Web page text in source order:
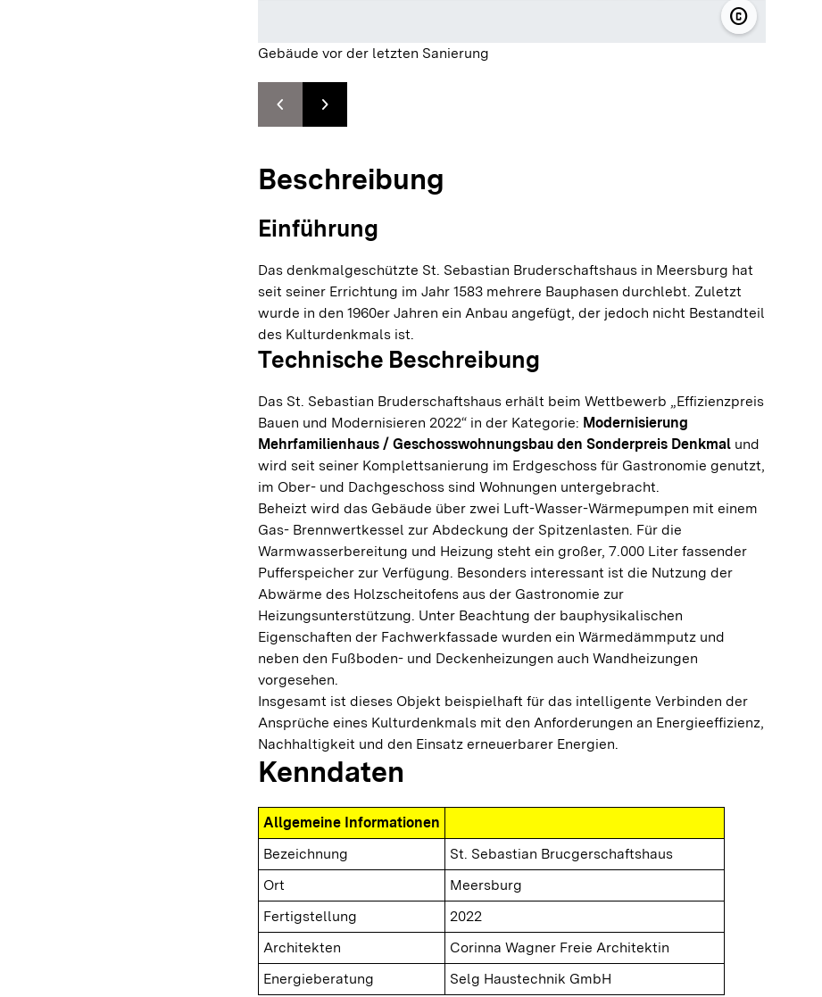
copyright© HSW
Gebäude vor der letzten Sanierung
chevron_leftZur vorhergehenden Folie springen
chevron_rightZur nächsten Folie springen
Beschreibung
Einführung
Das denkmalgeschützte St. Sebastian Bruderschaftshaus in Meersburg hat
seit seiner Errichtung im Jahr 1583 mehrere Bauphasen durchlebt. Zuletzt
wurde in den 1960er Jahren ein Anbau angefügt, der jedoch nicht Bestandteil
des Kulturdenkmals ist.
Technische Beschreibung
Das St. Sebastian Bruderschaftshaus erhält beim Wettbewerb „Effizienzpreis
Bauen und Modernisieren 2022“ in der Kategorie: Modernisierung
Mehrfamilienhaus / Geschosswohnungsbau den Sonderpreis Denkmal und
wird seit seiner Komplettsanierung im Erdgeschoss für Gastronomie genutzt,
im Ober- und Dachgeschoss sind Wohnungen untergebracht.
Beheizt wird das Gebäude über zwei Luft-Wasser-Wärmepumpen mit einem
Gas- Brennwertkessel zur Abdeckung der Spitzenlasten. Für die
Warmwasserbereitung und Heizung steht ein großer, 7.000 Liter fassender
Pufferspeicher zur Verfügung. Besonders interessant ist die Nutzung der
Abwärme des Holzscheitofens aus der Gastronomie zur
Heizungsunterstützung. Unter Beachtung der bauphysikalischen
Eigenschaften der Fachwerkfassade wurden ein Wärmedämmputz und
neben den Fußboden- und Deckenheizungen auch Wandheizungen
vorgesehen.
Insgesamt ist dieses Objekt beispielhaft für das intelligente Verbinden der
Ansprüche eines Kulturdenkmals mit den Anforderungen an Energieeffizienz,
Nachhaltigkeit und den Einsatz erneuerbarer Energien.
Kenndaten
Allgemeine Informationen
Bezeichnung
St. Sebastian Brucgerschaftshaus
Ort
Meersburg
Fertigstellung
2022
Architekten
Corinna Wagner Freie Architektin
Energieberatung
Selg Haustechnik GmbH